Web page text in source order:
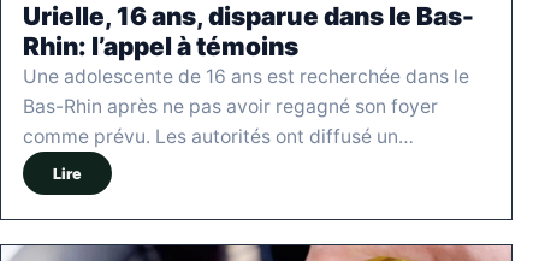
Urielle, 16 ans, disparue dans le Bas-
Rhin: l’appel à témoins
Une adolescente de 16 ans est recherchée dans le
Bas-Rhin après ne pas avoir regagné son foyer
comme prévu. Les autorités ont diffusé un…
Lire